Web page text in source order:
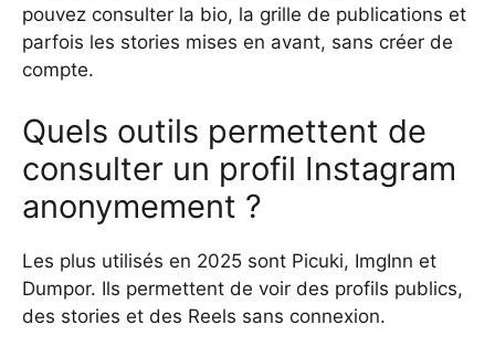
pouvez consulter la bio, la grille de publications et
parfois les stories mises en avant, sans créer de
compte.
Quels outils permettent de
consulter un profil Instagram
anonymement ?
Les plus utilisés en 2025 sont Picuki, ImgInn et
Dumpor. Ils permettent de voir des profils publics,
des stories et des Reels sans connexion.